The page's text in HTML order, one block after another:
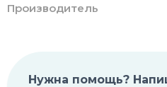
Производитель
Нужна помощь?